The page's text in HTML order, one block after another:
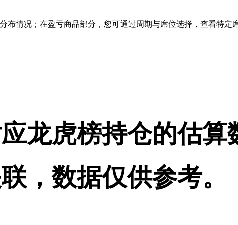
情况；在盈亏商品部分，您可通过周期与席位选择，查看特定
龙虎榜持仓的估算
，数据仅供参考。